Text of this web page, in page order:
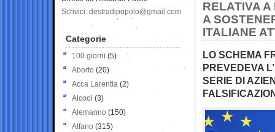
RELATIVA
A
ITALIANE
LO SCHEMA
PREVEDEVA
SERIE DI
Scrivici: destradipopolo@gmail.com
Categorie
100 giorni (5)
Aborto (20)
Acca Larentia (2)
Alcool (3)
Alemanno (150)
Alfano (315)